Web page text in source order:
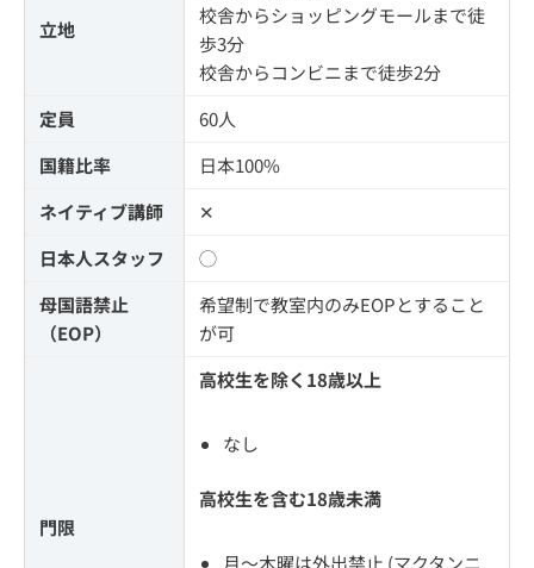
立地
校舎からショッピングモールまで徒
歩3分
校舎からコンビニまで徒歩2分
定員
60人
国籍比率
日本100%
ネイティブ講師
✕
日本人スタッフ
◯
母国語禁止
（EOP）
希望制で教室内のみEOPとすること
が可
門限
高校生を除く18歳以上
なし
高校生を含む18歳未満